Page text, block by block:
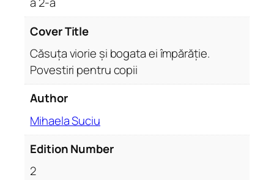
m
p
ă
Cover Title
Căsuța viorie și bogata ei împărăție.
Povestiri pentru copii
Author
Mihaela Suciu
Edition Number
2